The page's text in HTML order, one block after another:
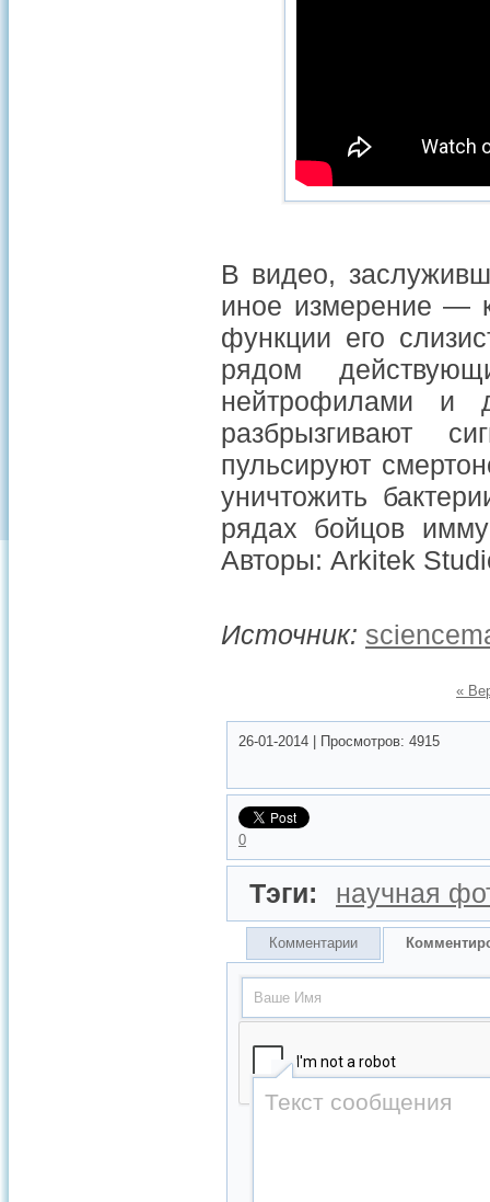
В видео,
иное измерение —
функции его
рядом
нейтрофилами и
разбрызгивают
пульсируют
уничтожить
рядах бойцов
Авторы: Arkitek
Источник:
«
26-01-2014 Просмотров: 4915
0
Тэги: научная
Комментарии